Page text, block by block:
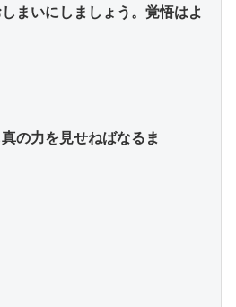
まいにしましょう。覚悟はよ
の力を見せねばなるま